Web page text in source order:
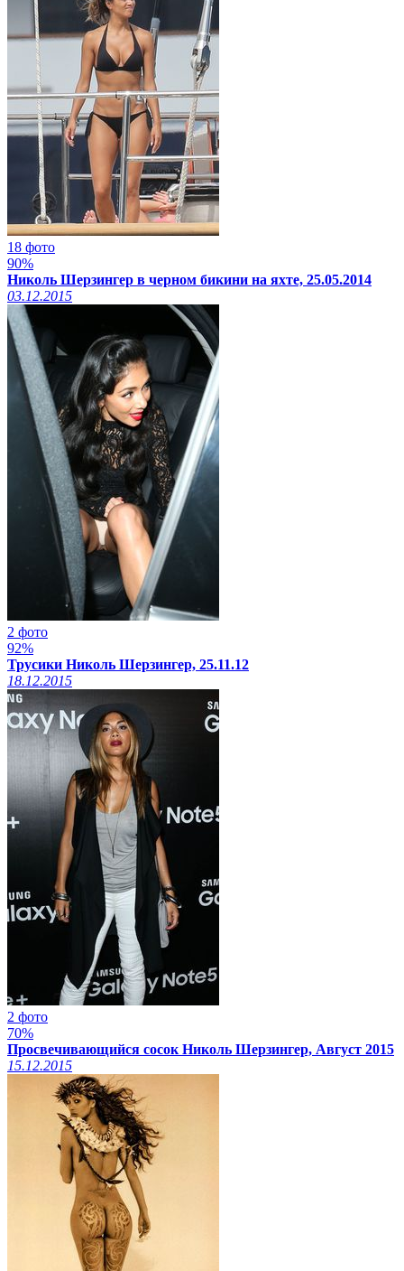
18 фото
90%
Николь Шерзингер в черном бикини на яхте, 25.05.2014
03.12.2015
2 фото
92%
Трусики Николь Шерзингер, 25.11.12
18.12.2015
2 фото
70%
Просвечивающийся сосок Николь Шерзингер, Август 2015
15.12.2015